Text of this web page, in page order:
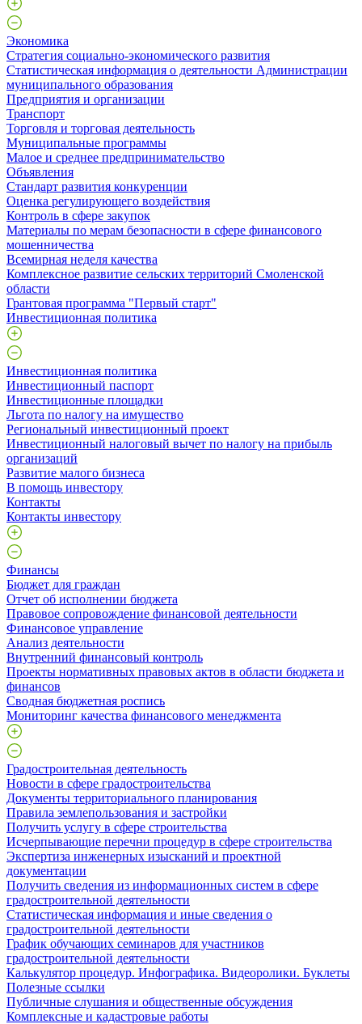
Экономика
Стратегия социально-экономического развития
Статистическая информация о деятельности Администрации
муниципального образования
Предприятия и организации
Транспорт
Торговля и торговая деятельность
Муниципальные программы
Малое и среднее предпринимательство
Объявления
Стандарт развития конкуренции
Оценка регулирующего воздействия
Контроль в сфере закупок
Материалы по мерам безопасности в сфере финансового
мошенничества
Всемирная неделя качества
Комплексное развитие сельских территорий Смоленской
области
Грантовая программа "Первый старт"
Инвестиционная политика
Инвестиционная политика
Инвестиционный паспорт
Инвестиционные площадки
Льгота по налогу на имущество
Региональный инвестиционный проект
Инвестиционный налоговый вычет по налогу на прибыль
организаций
Развитие малого бизнеса
В помощь инвестору
Контакты
Контакты инвестору
Финансы
Бюджет для граждан
Отчет об исполнении бюджета
Правовое сопровождение финансовой деятельности
Финансовое управление
Анализ деятельности
Внутренний финансовый контроль
Проекты нормативных правовых актов в области бюджета и
финансов
Сводная бюджетная роспись
Мониторинг качества финансового менеджмента
Градостроительная деятельность
Новости в сфере градостроительства
Документы территориального планирования
Правила землепользования и застройки
Получить услугу в сфере строительства
Исчерпывающие перечни процедур в сфере строительства
Экспертиза инженерных изысканий и проектной
документации
Получить сведения из информационных систем в сфере
градостроительной деятельности
Статистическая информация и иные сведения о
градостроительной деятельности
График обучающих семинаров для участников
градостроительной деятельности
Калькулятор процедур. Инфографика. Видеоролики. Буклеты
Полезные ссылки
Публичные слушания и общественные обсуждения
Комплексные и кадастровые работы